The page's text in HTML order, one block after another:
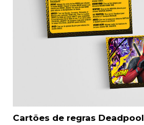
Cartões de regras Deadpool